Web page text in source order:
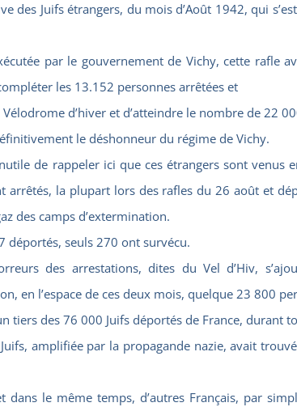
des Juifs étrangers, du mois d’Août 1942, qui
par le gouvernement de Vichy, cette rafle
les 13.152 personnes arrêtées et
d’hiver et d’atteindre le nombre de 22
le déshonneur du régime de Vichy.
de rappeler ici que ces étrangers sont venus
arrêtés, la plupart lors des rafles du 26 août et
des camps d’extermination.
déportés, seuls 270 ont survécu.
des arrestations, dites du Vel d’Hiv,
en l’espace de ces deux mois, quelque 23 800
tiers des 76 000 Juifs déportés de France, durant
amplifiée par la propagande nazie, avait
dans le même temps, d’autres Français, par